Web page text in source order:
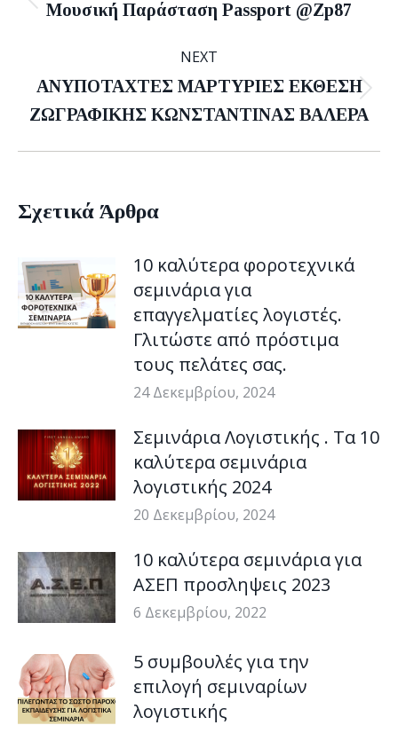
Previous
Mουσική Παράσταση Passport @Zp87
NEXT
Next
post:
ΑΝΥΠΟΤΑΧΤΕΣ ΜΑΡΤΥΡΙΕΣ ΕΚΘΕΣΗ
ΖΩΓΡΑΦΙΚΗΣ ΚΩΝΣΤΑΝΤΙΝΑΣ ΒΑΛΕΡΑ
Σχετικά Άρθρα
10 καλύτερα φοροτεχνικά
σεμινάρια για
επαγγελματίες λογιστές.
Γλιτώστε από πρόστιμα
τους πελάτες σας.
24 Δεκεμβρίου, 2024
Σεμινάρια Λογιστικής . Τα 10
καλύτερα σεμινάρια
λογιστικής 2024
20 Δεκεμβρίου, 2024
10 καλύτερα σεμινάρια για
ΑΣΕΠ προσληψεις 2023
6 Δεκεμβρίου, 2022
5 συμβουλές για την
επιλογή σεμιναρίων
λογιστικής